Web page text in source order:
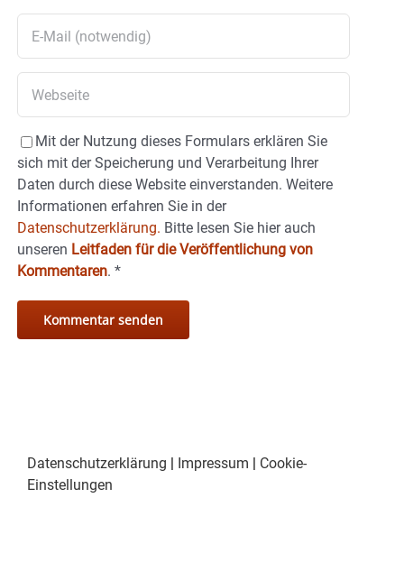
Mit der Nutzung dieses Formulars erklären Sie
sich mit der Speicherung und Verarbeitung Ihrer
Daten durch diese Website einverstanden. Weitere
Informationen erfahren Sie in der
Datenschutzerklärung. Bitte lesen Sie hier auch
unseren Leitfaden für die Veröffentlichung von
Kommentaren. *
Datenschutzerklärung Impressum
Cookie-
Einstellungen